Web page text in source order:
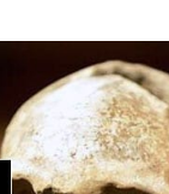
zdraví
medicína